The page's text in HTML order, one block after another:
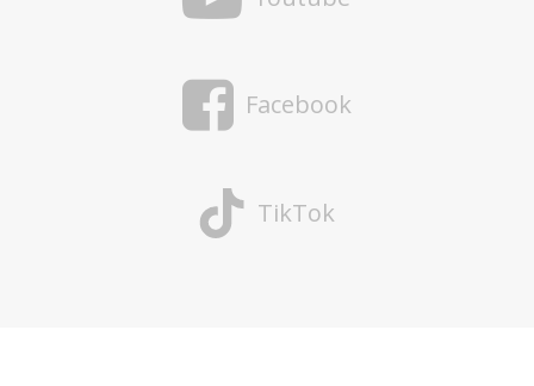
Facebook
TikTok